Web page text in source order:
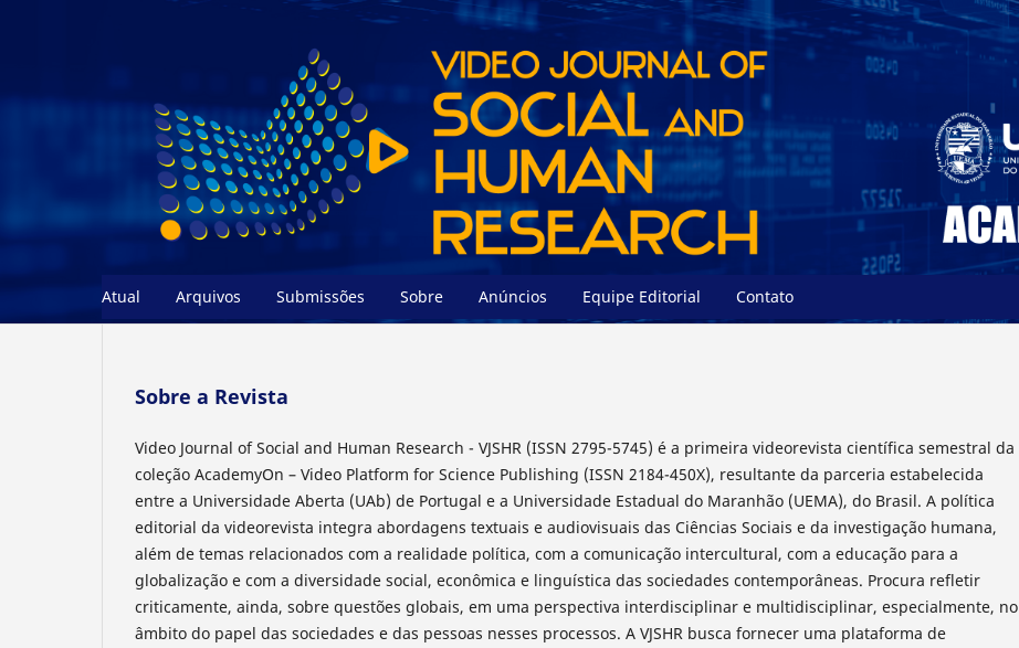
Atual Arquivos Submissões Sobre Anúncios Equipe Editorial Contato
Sobre a Revista
Video Journal of Social and Human Research - VJSHR (ISSN 2795-5745) é a primeira videorevista científica semestral da
coleção AcademyOn – Video Platform for Science Publishing (ISSN 2184-450X), resultante da parceria estabelecida
entre a Universidade Aberta (UAb) de Portugal e a Universidade Estadual do Maranhão (UEMA), do Brasil. A política
editorial da videorevista integra abordagens textuais e audiovisuais das Ciências Sociais e da investigação humana,
além de temas relacionados com a realidade política, com a comunicação intercultural, com a educação para a
globalização e com a diversidade social, econômica e linguística das sociedades contemporâneas. Procura refletir
criticamente, ainda, sobre questões globais, em uma perspectiva interdisciplinar e multidisciplinar, especialmente, no
âmbito do papel das sociedades e das pessoas nesses processos. A VJSHR busca fornecer uma plataforma de